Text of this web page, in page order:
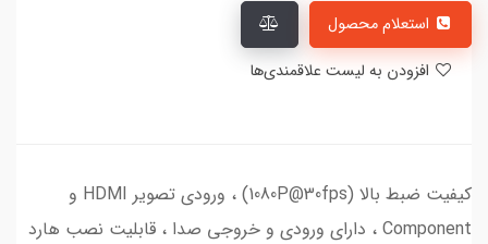
کیفیت ضبط بالا (1080P@30fps) ، ورودی تصویر HDMI و
Component ، دارای ورودی و خروجی صدا ، قابلیت نصب هارد